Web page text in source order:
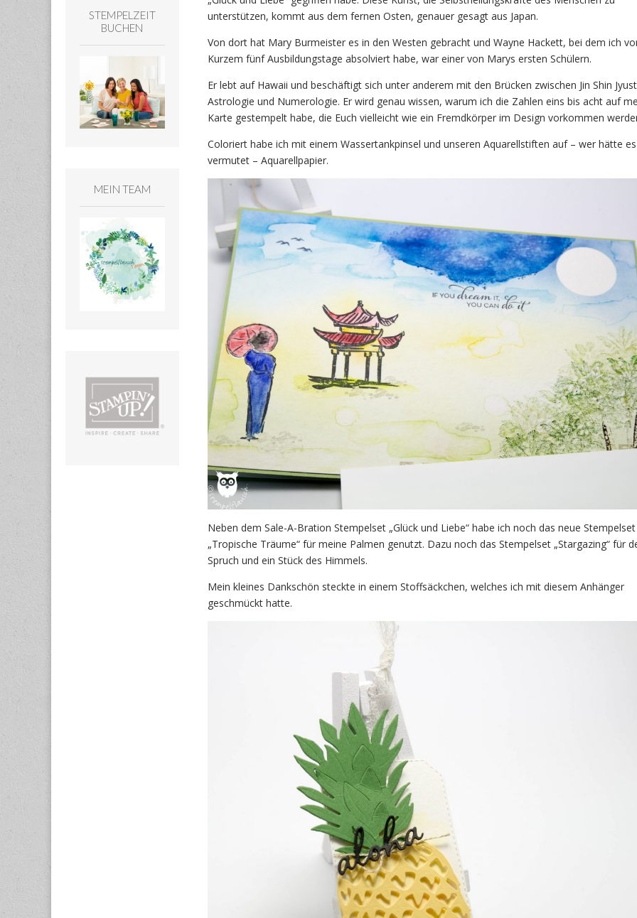
unterstützen, kommt aus dem fernen Osten, genauer gesagt aus Japan.
Von dort hat Mary Burmeister es in den Westen gebracht und Wayne Hackett, bei dem ich
Kurzem fünf Ausbildungstage absolviert habe, war einer von Marys ersten Schülern.
Er lebt auf Hawaii und beschäftigt sich unter anderem mit den Brücken zwischen Jin Shin
Astrologie und Numerologie. Er wird genau wissen, warum ich die Zahlen eins bis acht auf
Karte gestempelt habe, die Euch vielleicht wie ein Fremdkörper im Design vorkommen
Coloriert habe ich mit einem Wassertankpinsel und unseren Aquarellstiften auf – wer hätte es
vermutet – Aquarellpapier.
Neben dem Sale-A-Bration Stempelset „Glück und Liebe“ habe ich noch das neue Stempelset
„Tropische Träume“ für meine Palmen genutzt. Dazu noch das Stempelset „Stargazing“ für
Spruch und ein Stück des Himmels.
Mein kleines Dankschön steckte in einem Stoffsäckchen, welches ich mit diesem Anhänger
geschmückt hatte.
STEMPELZEIT
BUCHEN
MEIN TEAM